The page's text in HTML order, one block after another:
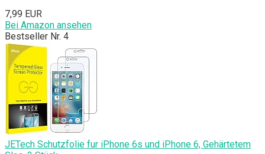
7,99 EUR
Bei Amazon ansehen
Bestseller Nr. 4
JETech Schutzfolie fur iPhone 6s und iPhone 6, Gehärtetem